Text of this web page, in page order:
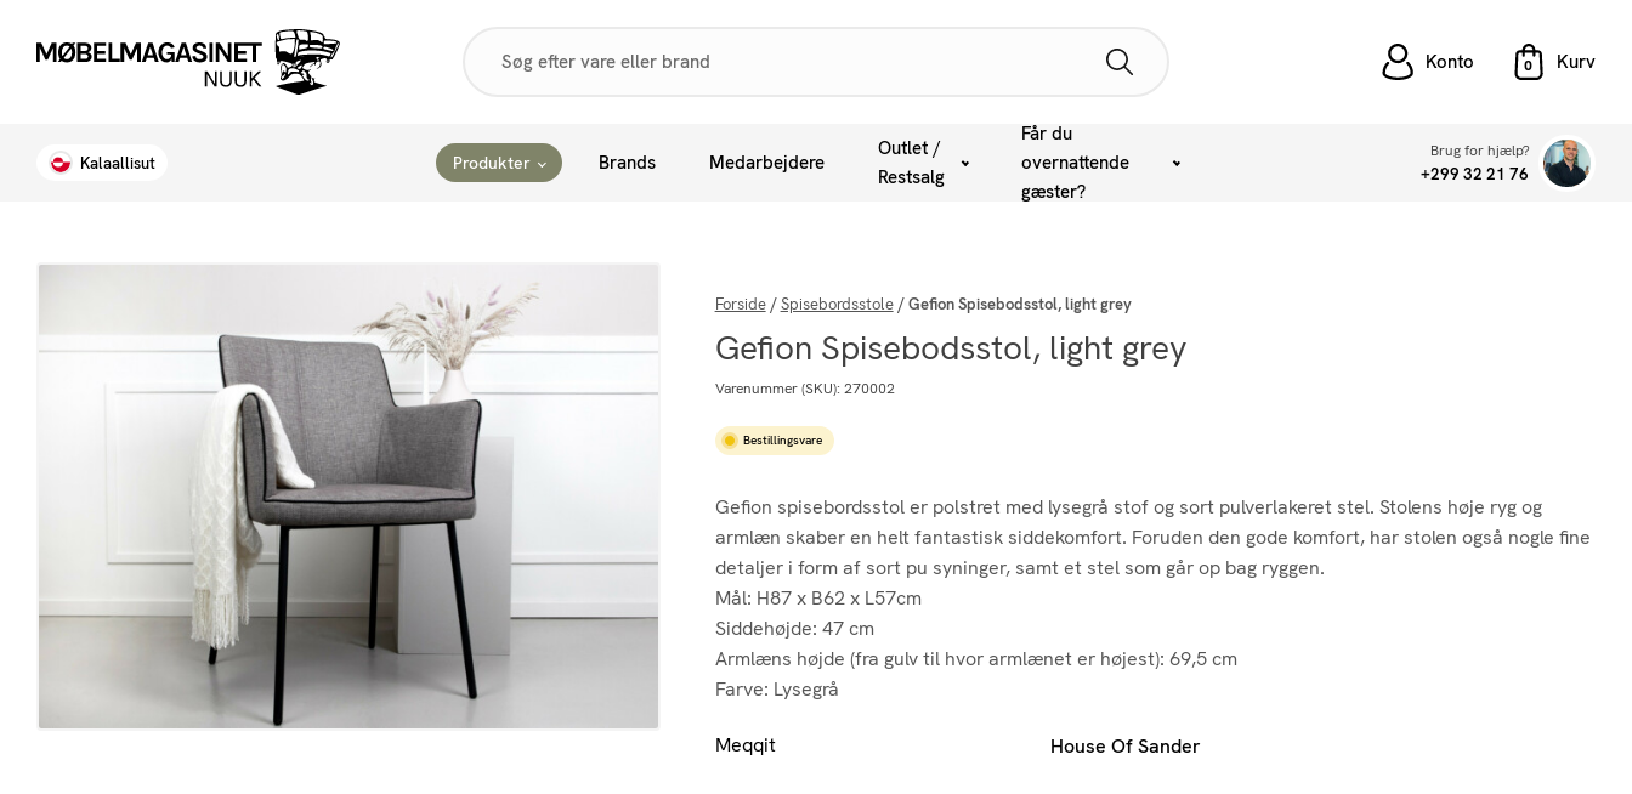
search
Konto
Kalaallisut Produkter Brands Medarbejdere
Outlet /
Restsalg
Får du
overnattende
gæster?
Brug for hjælp?
+299 32 21 76
Forside/Spisebordsstole/Gefion Spisebodsstol, light grey
Gefion Spisebodsstol, light grey
Varenummer (SKU): 270002
Bestillingsvare
Gefion spisebordsstol er polstret med lysegrå stof og sort pulverlakeret stel. Stolens høje ryg og
armlæn skaber en helt fantastisk siddekomfort. Foruden den gode komfort, har stolen også nogle fine
detaljer i form af sort pu syninger, samt et stel som går op bag ryggen.
Mål: H87 x B62 x L57cm
Siddehøjde: 47 cm
Armlæns højde (fra gulv til hvor armlænet er højest): 69,5 cm
Farve: Lysegrå
Meqqit House Of Sander